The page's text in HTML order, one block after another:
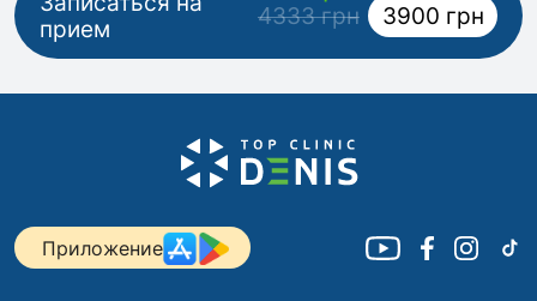
прием
4333 грн 3900 грн
Приложение